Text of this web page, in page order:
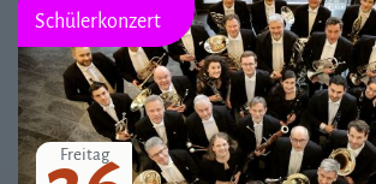
Schülerkonzert
Freitag